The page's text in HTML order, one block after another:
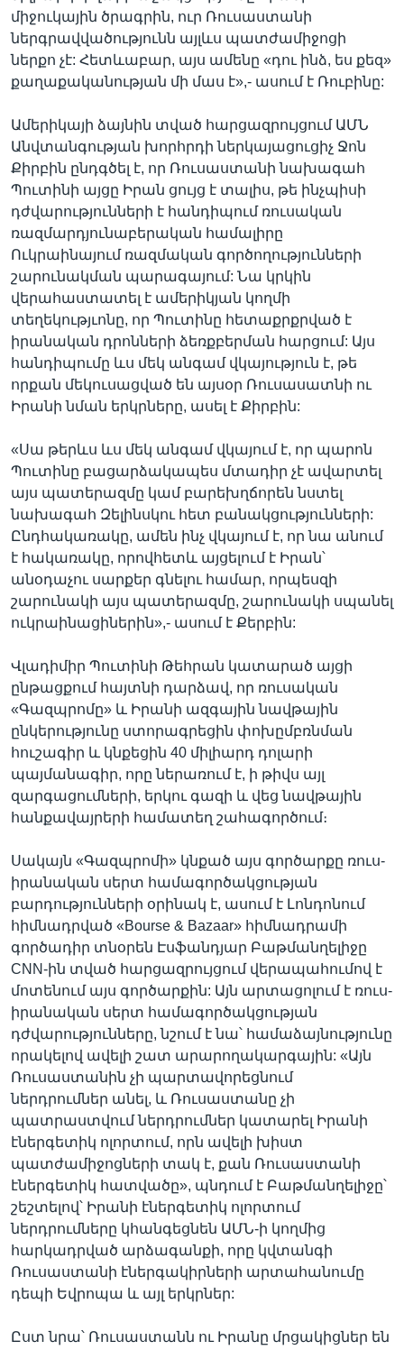
միջուկային ծրագրին, ուր Ռուսաստանի
ներգրավվածությունն այլևս պատժամիջոցի
ներքո չէ: Հետևաբար, այս ամենը «դու ինձ, ես քեզ»
քաղաքականության մի մաս է»,- ասում է Ռուբինը:
Ամերիկայի ձայնին տված հարցազրույցում ԱՄՆ
Անվտանգության խորհրդի ներկայացուցիչ Ջոն
Քիրբին ընդգծել է, որ Ռուսաստանի նախագահ
Պուտինի այցը Իրան ցույց է տալիս, թե ինչպիսի
դժվարությունների է հանդիպում ռուսական
ռազմարդյունաբերական համալիրը
Ուկրաինայում ռազմական գործողությունների
շարունակման պարագայում: Նա կրկին
վերահաստատել է ամերիկյան կողմի
տեղեկությւոնը, որ Պուտինը հետաքրքրված է
իրանական դրոնների ձեռքբերման հարցում: Այս
հանդիպումը ևս մեկ անգամ վկայություն է, թե
որքան մեկուսացված են այսօր Ռուսասատնի ու
Իրանի նման երկրները, ասել է Քիրբին:
«Սա թերևս ևս մեկ անգամ վկայում է, որ պարոն
Պուտինը բացարձակապես մտադիր չէ ավարտել
այս պատերազմը կամ բարեխղճորեն նստել
նախագահ Զելինսկու հետ բանակցությունների:
Ընդհակառակը, ամեն ինչ վկայում է, որ նա անում
է հակառակը, որովհետև այցելում է Իրան՝
անօդաչու սարքեր գնելու համար, որպեսզի
շարունակի այս պատերազմը, շարունակի սպանել
ուկրաինացիներին»,- ասում է Քերբին:
Վլադիմիր Պուտինի Թեհրան կատարած այցի
ընթացքում հայտնի դարձավ, որ ռուսական
«Գազպրոմը» և Իրանի ազգային նավթային
ընկերությունը ստորագրեցին փոխըմբռնման
հուշագիր և կնքեցին 40 միլիարդ դոլարի
պայմանագիր, որը ներառում է, ի թիվս այլ
զարգացումների, երկու գազի և վեց նավթային
հանքավայրերի համատեղ շահագործում։
Սակայն «Գազպրոմի» կնքած այս գործարքը ռուս-
իրանական սերտ համագործակցության
բարդությունների օրինակ է, ասում է Լոնդոնում
հիմնադրված «Bourse & Bazaar» հիմնադրամի
գործադիր տնօրեն Էսֆանդյար Բաթմանղելիջը
CNN-ին տված հարցազրույցում վերապահումով է
մոտենում այս գործարքին: Այն արտացոլում է ռուս-
իրանական սերտ համագործակցության
դժվարությունները, նշում է նա՝ համաձայնությունը
որակելով ավելի շատ արարողակարգային: «Այն
Ռուսաստանին չի պարտավորեցնում
ներդրումներ անել, և Ռուսաստանը չի
պատրաստվում ներդրումներ կատարել Իրանի
էներգետիկ ոլորտում, որն ավելի խիստ
պատժամիջոցների տակ է, քան Ռուսաստանի
էներգետիկ հատվածը», պնդում է Բաթմանղելիջը՝
շեշտելով՝ Իրանի էներգետիկ ոլորտում
ներդրումները կհանգեցնեն ԱՄՆ-ի կողմից
հարկադրված արձագանքի, որը կվտանգի
Ռուսաստանի էներգակիրների արտահանումը
դեպի Եվրոպա և այլ երկրներ:
Ըստ նրա՝ Ռուսաստանն ու Իրանը մրցակիցներ են